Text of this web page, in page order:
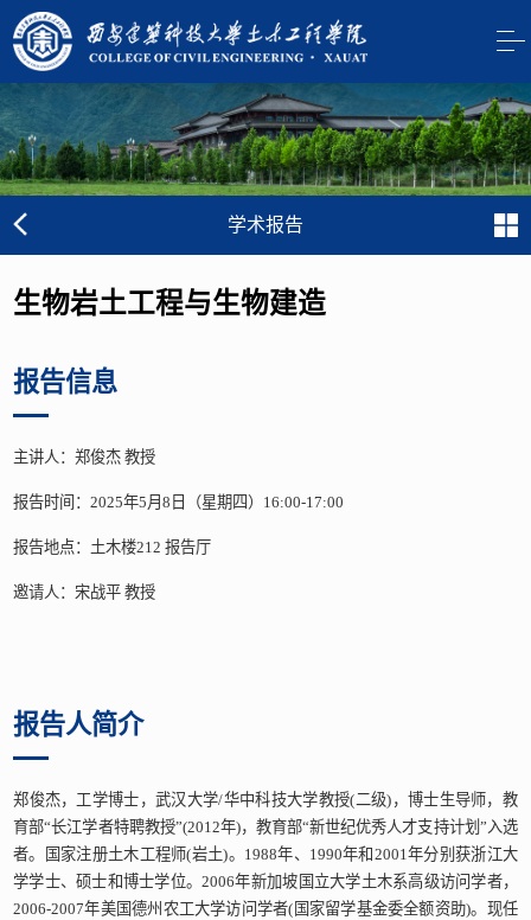
学术报告
生物岩土工程与生物建造
报告信息
主讲人：郑俊杰 教授
报告时间：2025年5月8日（星期四）16:00-17:00
报告地点：土木楼212 报告厅
邀请人：宋战平 教授
报告人简介
郑俊杰，工学博士，武汉大学/华中科技大学教授(二级)，博士生导师，教
育部“长江学者特聘教授”(2012年)，教育部“新世纪优秀人才支持计划”入选
者。国家注册土木工程师(岩土)。1988年、1990年和2001年分别获浙江大
学学士、硕士和博士学位。2006年新加坡国立大学土木系高级访问学者，
2006-2007年美国德州农工大学访问学者(国家留学基金委全额资助)。现任